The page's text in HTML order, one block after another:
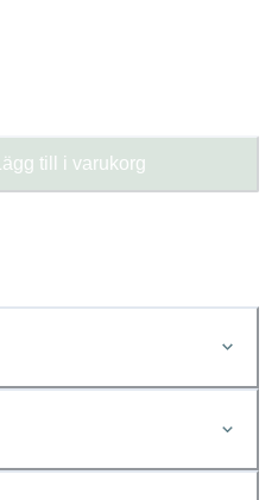
Lägg till i varukorg